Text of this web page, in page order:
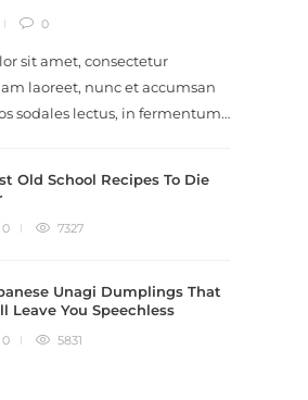
0
sit amet, consectetur
laoreet, nunc et accumsan
sodales lectus, in fermentum…
Old School Recipes To Die
0 7327
Unagi Dumplings That
Leave You Speechless
0 5831